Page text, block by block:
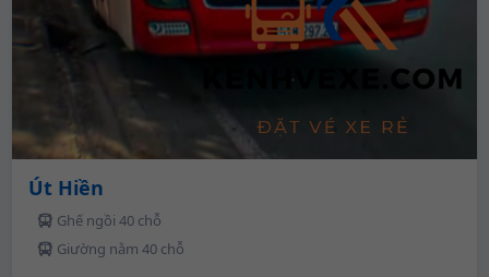
Út Hiền
Ghế ngồi 40 chỗ
Giường nằm 40 chỗ